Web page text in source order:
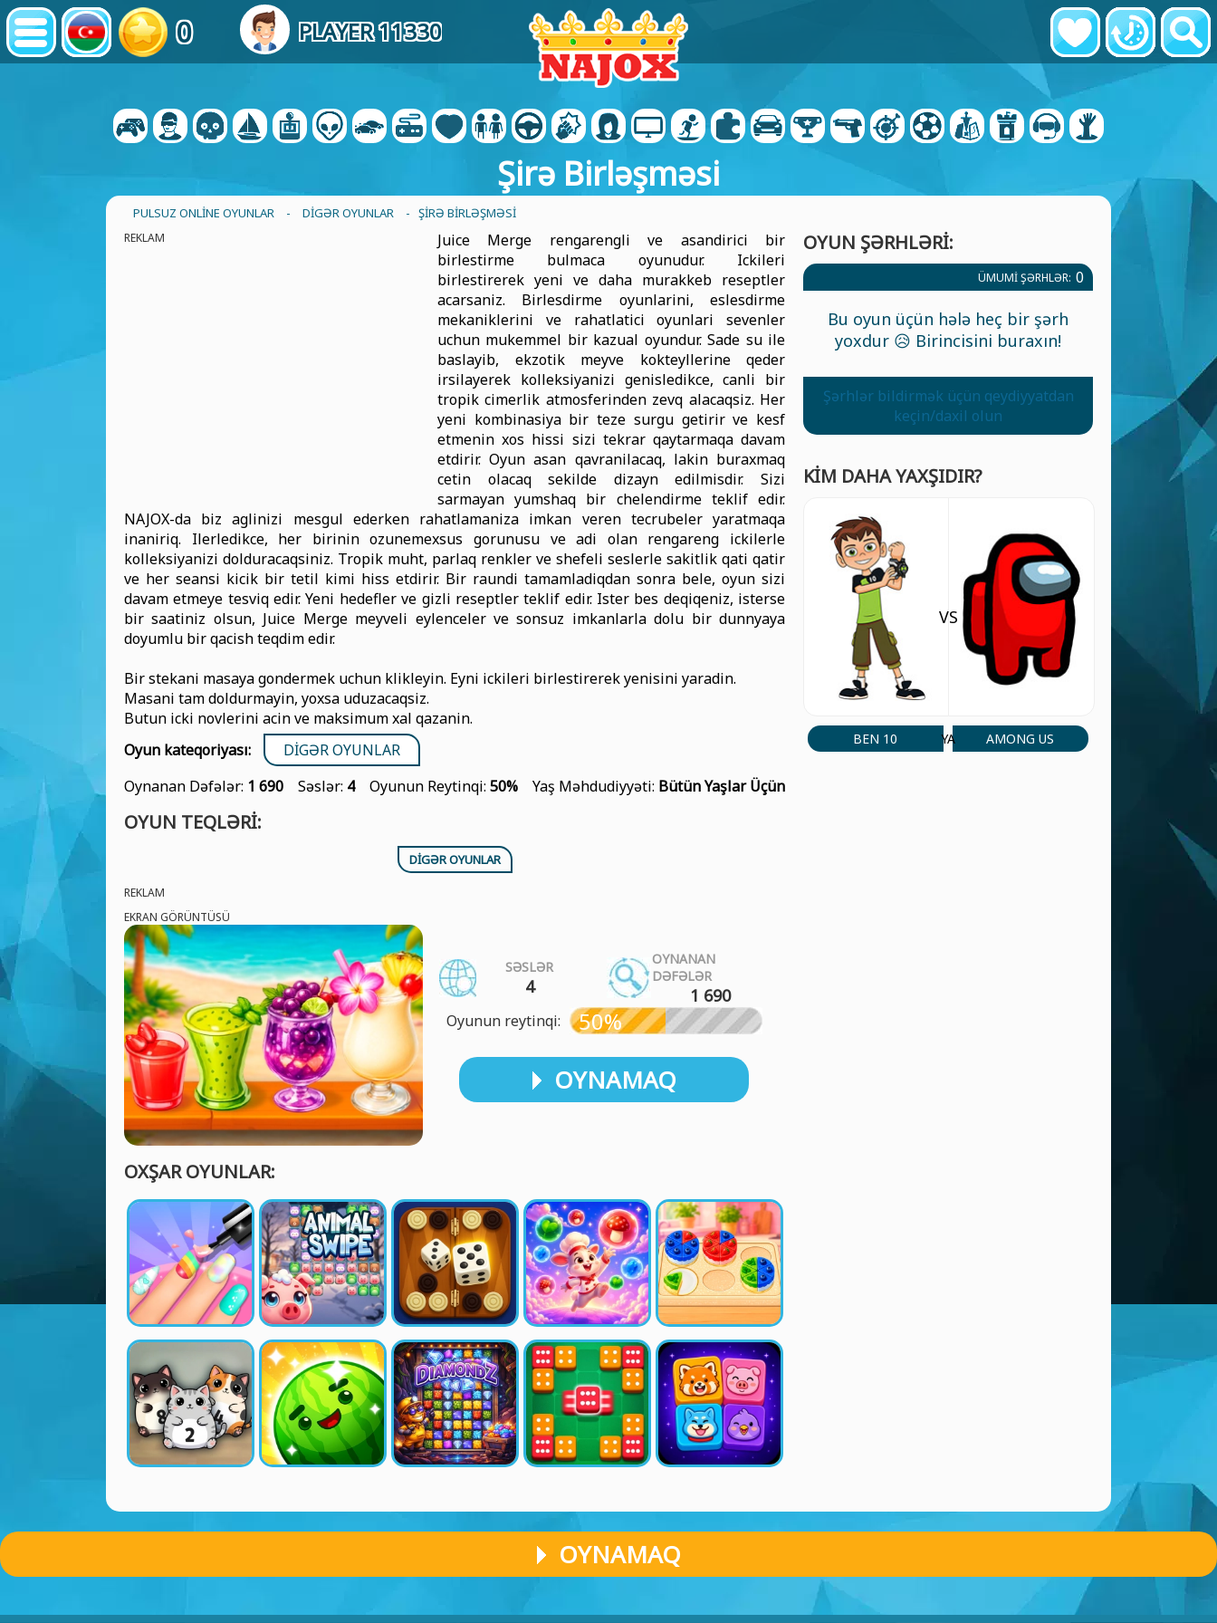
0 PLAYER 11330
Şirə Birləşməsi
PULSUZ ONLINE OYUNLAR - DIGƏR OYUNLAR - ŞIRƏ BIRLƏŞMƏSI
REKLAM
Juice Merge rengarengli ve asandirici bir
birlestirme bulmaca oyunudur. Ickileri
birlestirerek yeni ve daha murakkeb reseptler
acarsaniz. Birlesdirme oyunlarini, eslesdirme
mekaniklerini ve rahatlatici oyunlari sevenler
uchun mukemmel bir kazual oyundur. Sade su ile
baslayib, ekzotik meyve kokteyllerine qeder
irsilayerek kolleksiyanizi genisledikce, canli bir
tropik cimerlik atmosferinden zevq alacaqsiz. Her
yeni kombinasiya bir teze surgu getirir ve kesf
etmenin xos hissi sizi tekrar qaytarmaqa davam
etdirir. Oyun asan qavranilacaq, lakin buraxmaq
cetin olacaq sekilde dizayn edilmisdir. Sizi
sarmayan yumshaq bir chelendirme teklif edir.
NAJOX-da biz aglinizi mesgul ederken rahatlamaniza imkan veren tecrubeler yaratmaqa
inaniriq. Ilerledikce, her birinin ozunemexsus gorunusu ve adi olan rengareng ickilerle
kolleksiyanizi dolduracaqsiniz. Tropik muht, parlaq renkler ve shefeli seslerle sakitlik qati qatir
ve her seansi kicik bir tetil kimi hiss etdirir. Bir raundi tamamladiqdan sonra bele, oyun sizi
davam etmeye tesviq edir. Yeni hedefler ve gizli reseptler teklif edir. Ister bes deqiqeniz, isterse
bir saatiniz olsun, Juice Merge meyveli eylenceler ve sonsuz imkanlarla dolu bir dunnyaya
doyumlu bir qacish teqdim edir.
Bir stekani masaya gondermek uchun klikleyin. Eyni ickileri birlestirerek yenisini yaradin.
Masani tam doldurmayin, yoxsa uduzacaqsiz.
Butun icki novlerini acin ve maksimum xal qazanin.
Oyun kateqoriyası:
DIGƏR OYUNLAR
Oynanan Dəfələr: 1 690 Səslər: 4 Oyunun Reytinqi: 50% Yaş Məhdudiyyəti: Bütün Yaşlar Üçün
OYUN TEQLƏRI:
DIGƏR OYUNLAR
REKLAM
EKRAN GÖRÜNTÜSÜ
SƏSLƏR
4
OYNANAN
DƏFƏLƏR
1 690
Oyunun reytinqi: 50%
OYNAMAQ
OXŞAR OYUNLAR:
OYUN ŞƏRHLƏRI:
ÜMUMI ŞƏRHLƏR: 0
Bu oyun üçün hələ heç bir şərh
yoxdur 😥 Birincisini buraxın!
Şərhlər bildirmək üçün qeydiyyatdan
keçin/daxil olun
KIM DAHA YAXŞIDIR?
BEN 10
VS
YA AMONG US
OYNAMAQ